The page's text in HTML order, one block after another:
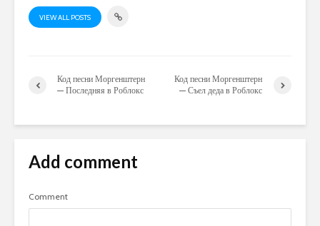
VIEW ALL POSTS
Код песни Моргенштерн
— Последняя в Роблокс
Код песни Моргенштерн
— Съел деда в Роблокс
Add comment
Comment